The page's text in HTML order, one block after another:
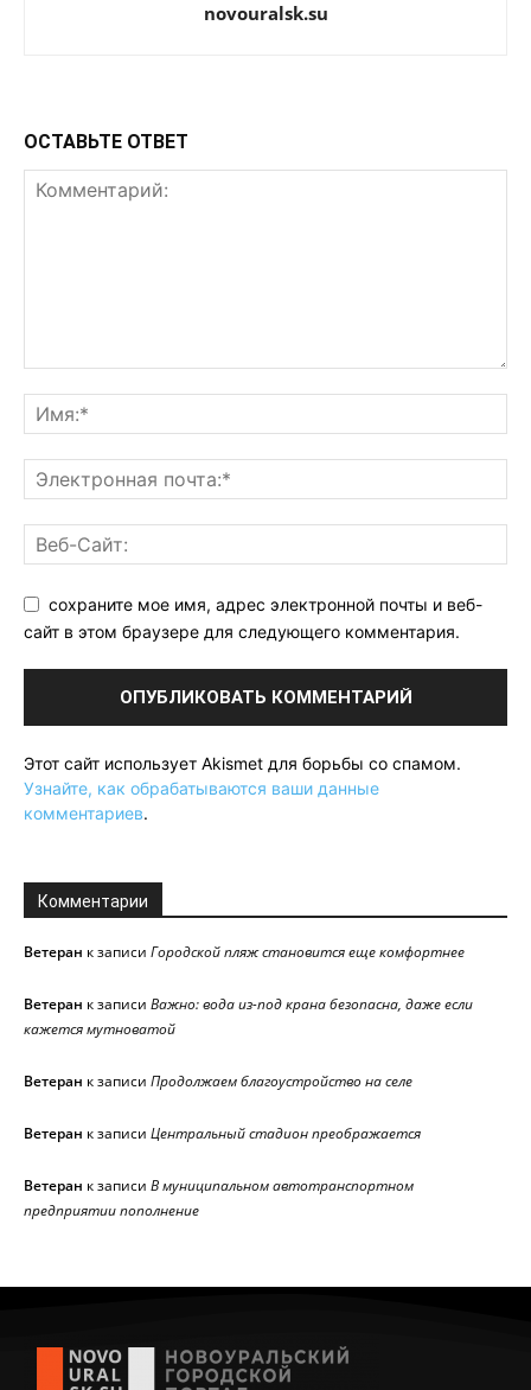
novouralsk.su
ОСТАВЬТЕ ОТВЕТ
сохраните мое имя, адрес электронной почты и веб-
сайт в этом браузере для следующего комментария.
Этот сайт использует Akismet для борьбы со спамом.
Узнайте, как обрабатываются ваши данные
комментариев.
Комментарии
Ветеран к записи Городской пляж становится еще комфортнее
Ветеран к записи Важно: вода из-под крана безопасна, даже если
кажется мутноватой
Ветеран к записи Продолжаем благоустройство на селе
Ветеран к записи Центральный стадион преображается
Ветеран к записи В муниципальном автотранспортном
предприятии пополнение